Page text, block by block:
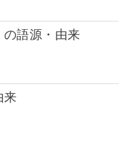
語源・由来
来